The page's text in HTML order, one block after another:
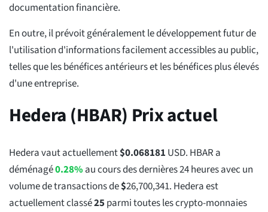
documentation financière.
En outre, il prévoit généralement le développement futur de
l'utilisation d'informations facilement accessibles au public,
telles que les bénéfices antérieurs et les bénéfices plus élevés
d'une entreprise.
Hedera (HBAR) Prix actuel
Hedera vaut actuellement$0.068181 USD. HBAR a
déménagé0.28%au cours des dernières 24 heures avec un
volume de transactions de$26,700,341. Hedera est
actuellement classé25parmi toutes les crypto-monnaies